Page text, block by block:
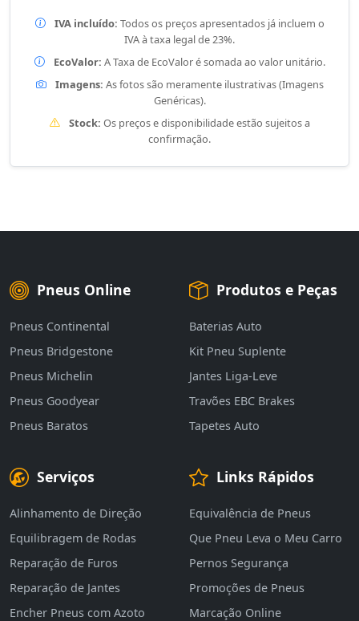
IVA incluído: Todos os preços apresentados já incluem o
IVA à taxa legal de 23%.
EcoValor: A Taxa de EcoValor é somada ao valor unitário.
Imagens: As fotos são meramente ilustrativas (Imagens
Genéricas).
Stock: Os preços e disponibilidade estão sujeitos a
confirmação.
Pneus Online
Pneus Continental
Pneus Bridgestone
Pneus Michelin
Pneus Goodyear
Pneus Baratos
Produtos e Peças
Baterias Auto
Kit Pneu Suplente
Jantes Liga-Leve
Travões EBC Brakes
Tapetes Auto
Serviços
Alinhamento de Direção
Equilibragem de Rodas
Reparação de Furos
Reparação de Jantes
Encher Pneus com Azoto
Links Rápidos
Equivalência de Pneus
Que Pneu Leva o Meu Carro
Pernos Segurança
Promoções de Pneus
Marcação Online